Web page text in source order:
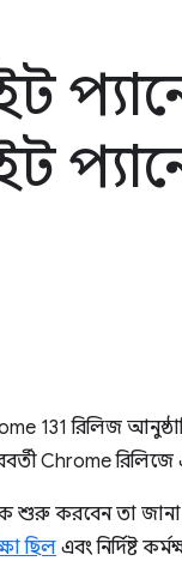
131 রিলিজ
Chrome
শুরু করবেন তা জানা
ছিলএবং নির্দিষ্ট